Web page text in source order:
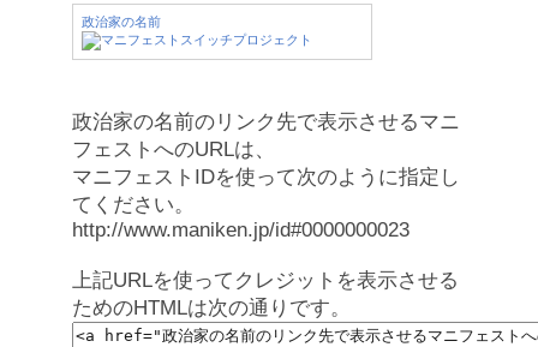
政治家の名前
政治家の名前のリンク先で表示させるマニ
フェストへのURLは、
マニフェストIDを使って次のように指定し
てください。
http://www.maniken.jp/id#0000000023
上記URLを使ってクレジットを表示させる
ためのHTMLは次の通りです。